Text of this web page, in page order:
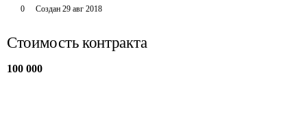
0 Создан 29 авг 2018
Стоимость контракта
100 000